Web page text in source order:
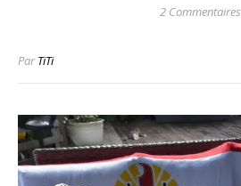
2 Commentaires
ParTiTi